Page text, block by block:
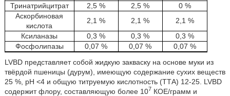
Тринатрийцитрат
2,5 % 2,5 %
0 %
Аскорбиновая
кислота
2,1 % 2,1 %
2,1 %
Ксиланазы
0,3 % 0,3 %
0,3 %
Фосфолипазы
0,07 % 0,07 %
0,07 %
LVBD представляет собой жидкую закваску на основе муки из
твёрдой пшеницы (дурум), имеющую содержание сухих веществ
25 %, рН <4 и общую титруемую кислотность (ТТА) 12-25. LVBD
содержит флору, составляющую более 107 КОЕ/грамм и